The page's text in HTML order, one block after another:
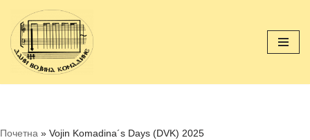
Skip
to
content
Почетна » Vojin Komadina´s Days (DVK) 2025